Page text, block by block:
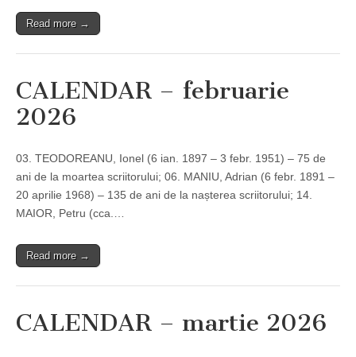
Read more →
CALENDAR – februarie
2026
03. TEODOREANU, Ionel (6 ian. 1897 – 3 febr. 1951) – 75 de
ani de la moartea scriitorului; 06. MANIU, Adrian (6 febr. 1891 –
20 aprilie 1968) – 135 de ani de la nașterea scriitorului; 14.
MAIOR, Petru (cca.…
Read more →
CALENDAR – martie 2026